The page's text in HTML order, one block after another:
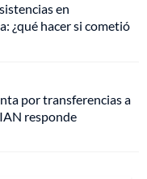
en
¿qué hacer si cometió
por transferencias a
responde